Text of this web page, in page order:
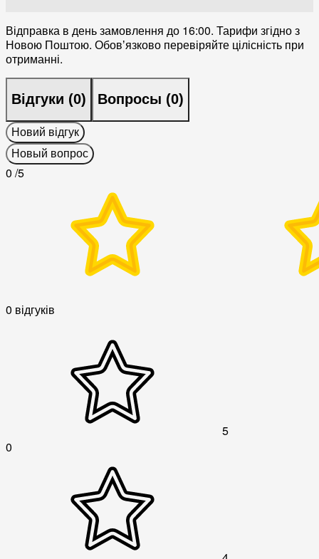
Відправка в день замовлення до 16:00. Тарифи згідно з
Новою Поштою. Обовʼязково перевіряйте цілісність при
отриманні.
Відгуки (0) Вопросы (0)
Новий відгук
Новый вопрос
0 /5
0 відгуків
5
0